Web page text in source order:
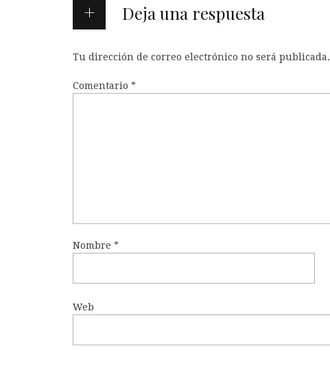
Deja una respuesta
Tu dirección de correo electrónico no será publicada.
Comentario *
Nombre *
Web